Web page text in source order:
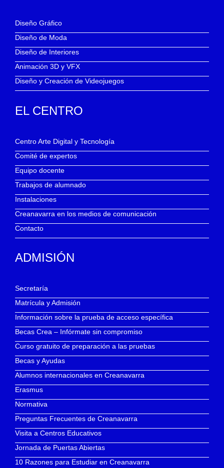
Diseño Gráfico
Diseño de Moda
Diseño de Interiores
Animación 3D y VFX
Diseño y Creación de Videojuegos
EL CENTRO
Centro Arte Digital y Tecnología
Comité de expertos
Equipo docente
Trabajos de alumnado
Instalaciones
Creanavarra en los medios de comunicación
Contacto
ADMISIÓN
Secretaría
Matrícula y Admisión
Información sobre la prueba de acceso específica
Becas Crea – Infórmate sin compromiso
Curso gratuito de preparación a las pruebas
Becas y Ayudas
Alumnos internacionales en Creanavarra
Erasmus
Normativa
Preguntas Frecuentes de Creanavarra
Visita a Centros Educativos
Jornada de Puertas Abiertas
10 Razones para Estudiar en Creanavarra